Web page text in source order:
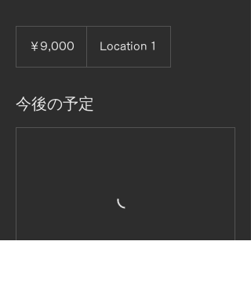
￥9,000 Location 1
今後の予定